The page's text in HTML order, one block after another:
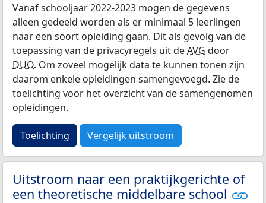
Vanaf schooljaar 2022-2023 mogen de gegevens
alleen gedeeld worden als er minimaal 5 leerlingen
naar een soort opleiding gaan. Dit als gevolg van de
toepassing van de privacyregels uit deAVG door
DUO. Om zoveel mogelijk data te kunnen tonen zijn
daarom enkele opleidingen samengevoegd. Zie de
toelichting voor het overzicht van de samengenomen
opleidingen.
Toelichting Vergelijk uitstroom
Uitstroom naar een praktijkgerichte of
een theoretische middelbare school